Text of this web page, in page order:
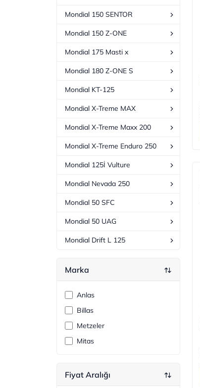
Mondial 150 SENTOR
Mondial 150 Z-ONE
Mondial 175 Masti x
Mondial 180 Z-ONE S
Mondial KT-125
Mondial X-Treme MAX
Mondial X-Treme Maxx 200
Mondial X-Treme Enduro 250
Mondial 125İ Vulture
Mondial Nevada 250
Mondial 50 SFC
Mondial 50 UAG
Mondial Drift L 125
Marka
Anlas
Billas
Metzeler
Mitas
Fiyat Aralığı